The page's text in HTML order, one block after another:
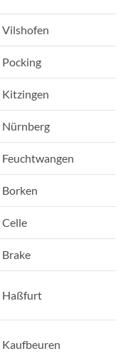
Vilshofen
Pocking
Kitzingen
Nürnberg
Feuchtwangen
Borken
Celle
Brake
Haßfurt
Kaufbeuren